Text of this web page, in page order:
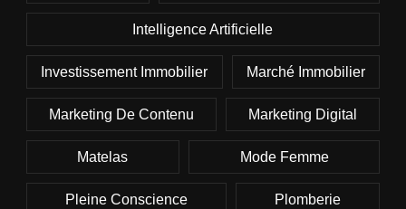
Intelligence Artificielle
Investissement Immobilier Marché Immobilier
Marketing De Contenu Marketing Digital
Matelas Mode Femme
Pleine Conscience Plomberie